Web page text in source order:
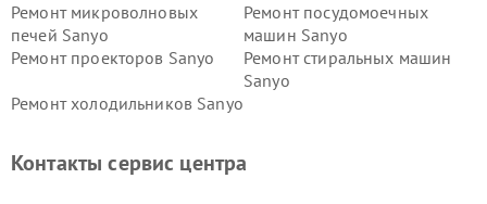
Ремонт микроволновых
печей Sanyo
Ремонт посудомоечных
машин Sanyo
Ремонт проекторов Sanyo
Ремонт стиральных машин
Sanyo
Ремонт холодильников Sanyo
Контакты сервис центра